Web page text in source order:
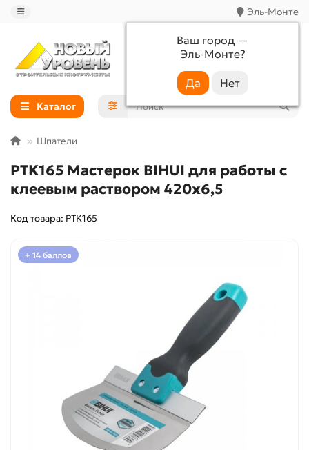
Эль-Монте
Ваш город —
Эль-Монте?
+7 (988) 233-44-52
Каталог
Шпатели
PTK165 Мастерок BIHUI для работы с
клеевым раствором 420х6,5
Код товара: PTK165
+ 14 баллов